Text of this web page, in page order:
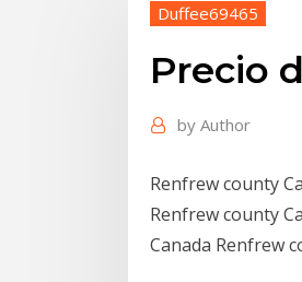
Duffee69465
Precio
by Author
Renfrew county
Renfrew county
Canada Renfrew